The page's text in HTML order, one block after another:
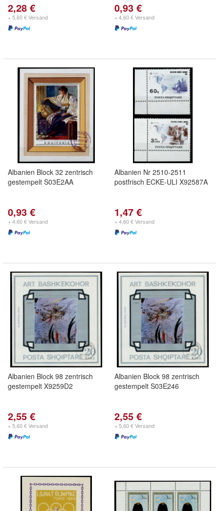
2,28 €
+ 5,60 € Versand
0,93 €
+ 4,60 € Versand
Albanien Block 32 zentrisch
gestempelt S03E2AA
0,93 €
+ 4,60 € Versand
Albanien Nr 2510-2511
postfrisch ECKE-ULI X92587A
1,47 €
+ 4,60 € Versand
Albanien Block 98 zentrisch
gestempelt X9259D2
2,55 €
+ 5,60 € Versand
Albanien Block 98 zentrisch
gestempelt S03E246
2,55 €
+ 5,60 € Versand